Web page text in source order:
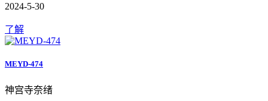
2024-5-30
了解
MEYD-474
神宫寺奈绪